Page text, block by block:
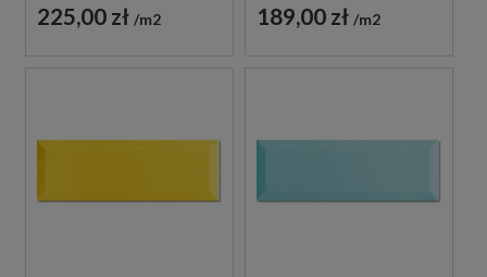
225,00 zł m2 189,00 zł m2